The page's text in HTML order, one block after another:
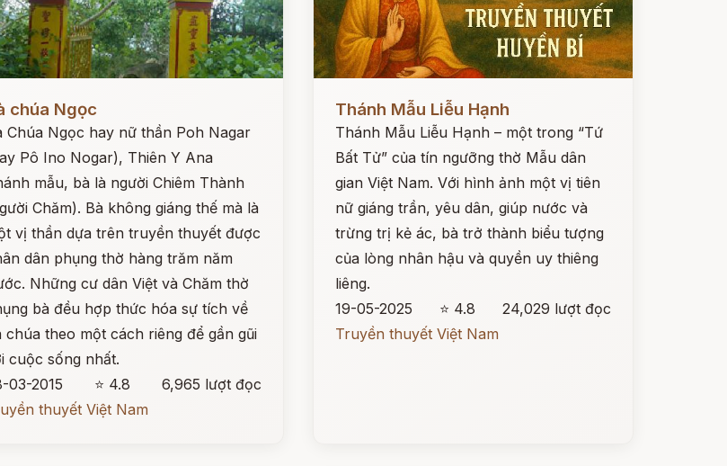
chúa Ngọc
Chúa Ngọc hay nữ thần Poh Nagar
Pô Ino Nogar), Thiên Y Ana
mẫu, bà là người Chiêm Thành
Chăm). Bà không giáng thế mà là
vị thần dựa trên truyền thuyết được
dân phụng thờ hàng trăm năm
Những cư dân Việt và Chăm thờ
bà đều hợp thức hóa sự tích về
chúa theo một cách riêng để gần gũi
cuộc sống nhất.
03-2015
⭐ 4.8
6,965 lượt đọc
thuyết Việt Nam
Thánh Mẫu Liễu Hạnh
Thánh Mẫu Liễu Hạnh – một trong “Tứ
Bất Tử” của tín ngưỡng thờ Mẫu dân
gian Việt Nam. Với hình ảnh một vị tiên
nữ giáng trần, yêu dân, giúp nước và
trừng trị kẻ ác, bà trở thành biểu tượng
của lòng nhân hậu và quyền uy thiêng
liêng.
19-05-2025
⭐ 4.8
24,029 lượt đọc
Truyền thuyết Việt Nam